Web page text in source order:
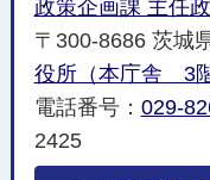
政策企画課 主任
〒300-8686 茨城
役所（本庁舎 3
電話番号： 029-
2425